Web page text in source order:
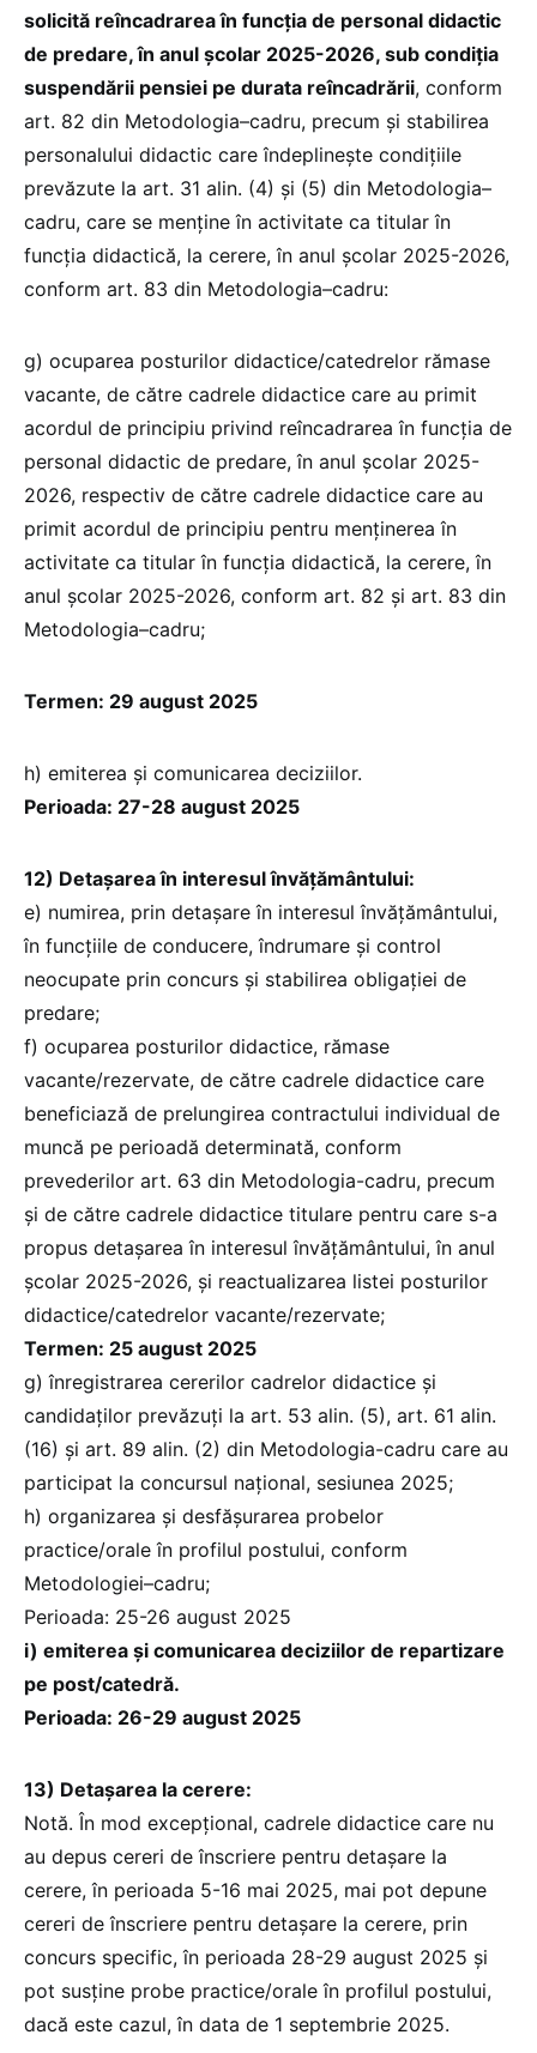
solicită reîncadrarea în funcția de personal didactic
de predare, în anul școlar 2025-2026, sub condiția
suspendării pensiei pe durata reîncadrării, conform
art. 82 din Metodologia–cadru, precum și stabilirea
personalului didactic care îndeplinește condițiile
prevăzute la art. 31 alin. (4) și (5) din Metodologia–
cadru, care se menține în activitate ca titular în
funcția didactică, la cerere, în anul școlar 2025-2026,
conform art. 83 din Metodologia–cadru:
g) ocuparea posturilor didactice/catedrelor rămase
vacante, de către cadrele didactice care au primit
acordul de principiu privind reîncadrarea în funcția de
personal didactic de predare, în anul școlar 2025-
2026, respectiv de către cadrele didactice care au
primit acordul de principiu pentru menținerea în
activitate ca titular în funcția didactică, la cerere, în
anul școlar 2025-2026, conform art. 82 și art. 83 din
Metodologia–cadru;
Termen: 29 august 2025
h) emiterea și comunicarea deciziilor.
Perioada: 27-28 august 2025
12) Detașarea în interesul învățământului:
e) numirea, prin detașare în interesul învățământului,
în funcțiile de conducere, îndrumare și control
neocupate prin concurs și stabilirea obligației de
predare;
f) ocuparea posturilor didactice, rămase
vacante/rezervate, de către cadrele didactice care
beneficiază de prelungirea contractului individual de
muncă pe perioadă determinată, conform
prevederilor art. 63 din Metodologia-cadru, precum
și de către cadrele didactice titulare pentru care s-a
propus detașarea în interesul învățământului, în anul
școlar 2025-2026, și reactualizarea listei posturilor
didactice/catedrelor vacante/rezervate;
Termen: 25 august 2025
g) înregistrarea cererilor cadrelor didactice și
candidaților prevăzuți la art. 53 alin. (5), art. 61 alin.
(16) și art. 89 alin. (2) din Metodologia-cadru care au
participat la concursul național, sesiunea 2025;
h) organizarea și desfășurarea probelor
practice/orale în profilul postului, conform
Metodologiei–cadru;
Perioada: 25-26 august 2025
i) emiterea și comunicarea deciziilor de repartizare
pe post/catedră.
Perioada: 26-29 august 2025
13) Detașarea la cerere:
Notă. În mod excepțional, cadrele didactice care nu
au depus cereri de înscriere pentru detașare la
cerere, în perioada 5-16 mai 2025, mai pot depune
cereri de înscriere pentru detașare la cerere, prin
concurs specific, în perioada 28-29 august 2025 și
pot susține probe practice/orale în profilul postului,
dacă este cazul, în data de 1 septembrie 2025.